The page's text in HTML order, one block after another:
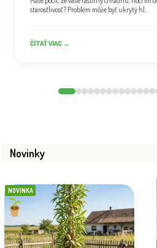
starostlivosť? Problém môže byť ukrytý hl...
ČÍTAŤ VIAC →
Novinky
NOVINKA